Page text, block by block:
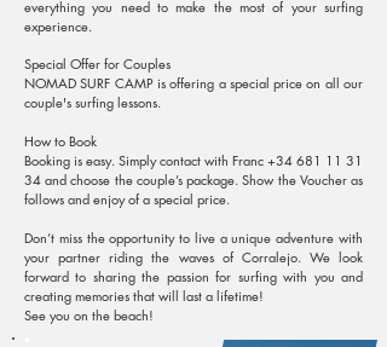
everything you need to make the most of your surfing
experience.
Special Offer for Couples
NOMAD SURF CAMP is offering a special price on all our
couple's surfing lessons.
How to Book
Booking is easy. Simply contact with Franc +34 681 11 31
34 and choose the couple’s package. Show the Voucher as
follows and enjoy of a special price.
Don’t miss the opportunity to live a unique adventure with
your partner riding the waves of Corralejo. We look
forward to sharing the passion for surfing with you and
creating memories that will last a lifetime!
See you on the beach!